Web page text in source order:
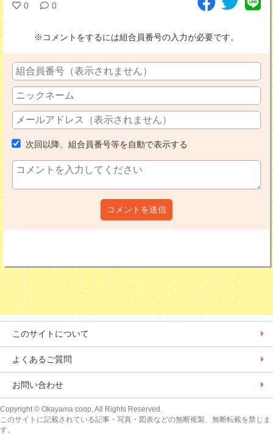
0 0
※コメントをするには組合員番号の入力が必要です。
次回以降、組合員番号等を自動で表示する
コメントを送信
このサイトについて
よくあるご質問
お問い合わせ
Copyright© Okayama coop, All Rights Reserved.
このサイトに記載されている記事・写真・図表などの無断複製、無断転載を禁じま
す。